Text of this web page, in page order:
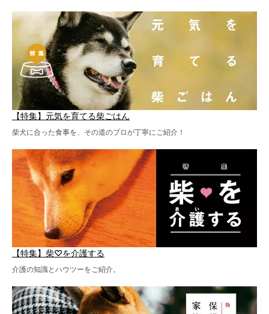
【特集】元気を育てる柴ごはん
柴犬に合った食事を、その道のプロが丁寧にご紹介！
【特集】柴♡を介護する
介護の知識とハウツーをご紹介。